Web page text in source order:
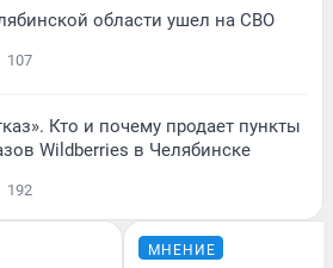
области ушел на СВО
107
Кто и почему продает пункты
Wildberries в Челябинске
192
МНЕНИЕ